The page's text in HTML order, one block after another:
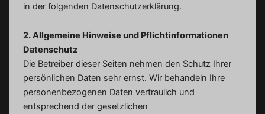
in der folgenden Datenschutzerklärung.
2. Allgemeine Hinweise und Pflichtinformationen
Datenschutz
Die Betreiber dieser Seiten nehmen den Schutz Ihrer
persönlichen Daten sehr ernst. Wir behandeln Ihre
personenbezogenen Daten vertraulich und
entsprechend der gesetzlichen